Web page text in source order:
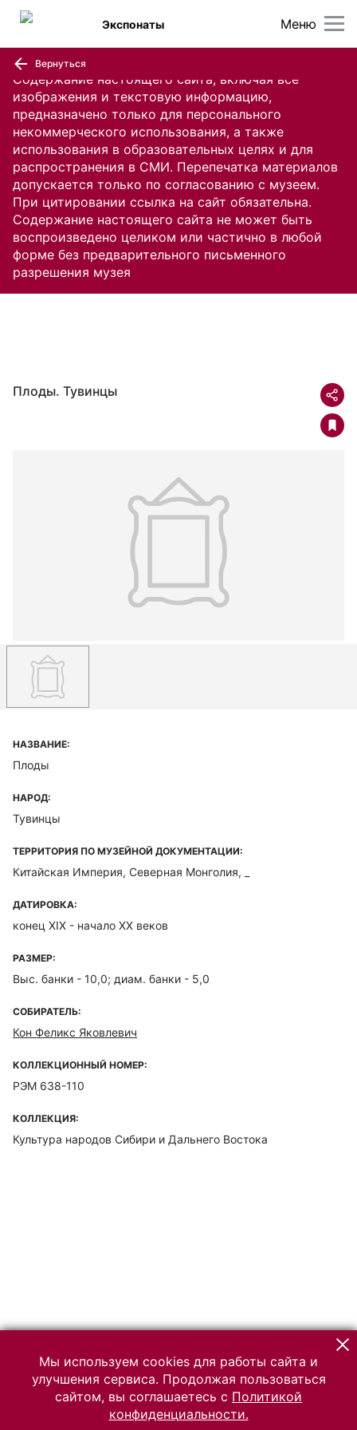
Содержание настоящего сайта, включая все
изображения и текстовую информацию,
предназначено только для персонального
некоммерческого использования, а также
использования в образовательных целях и для
распространения в СМИ. Перепечатка материалов
допускается только по согласованию с музеем.
При цитировании ссылка на сайт обязательна.
Содержание настоящего сайта не может быть
воспроизведено целиком или частично в любой
форме без предварительного письменного
разрешения музея
Меню
Экспонаты
Вернуться
Плоды. Тувинцы
НАЗВАНИЕ:
Плоды
НАРОД:
Тувинцы
ТЕРРИТОРИЯ ПО МУЗЕЙНОЙ ДОКУМЕНТАЦИИ:
Китайская Империя, Северная Монголия, _
ДАТИРОВКА:
конец XIX - начало XX веков
РАЗМЕР:
Выс. банки - 10,0; диам. банки - 5,0
СОБИРАТЕЛЬ:
Кон Феликс Яковлевич
КОЛЛЕКЦИОННЫЙ НОМЕР:
РЭМ 638-110
КОЛЛЕКЦИЯ:
Культура народов Сибири и Дальнего Востока
Мы используем cookies для работы сайта и
улучшения сервиса. Продолжая пользоваться
сайтом, вы соглашаетесь с Политикой
конфиденциальности.